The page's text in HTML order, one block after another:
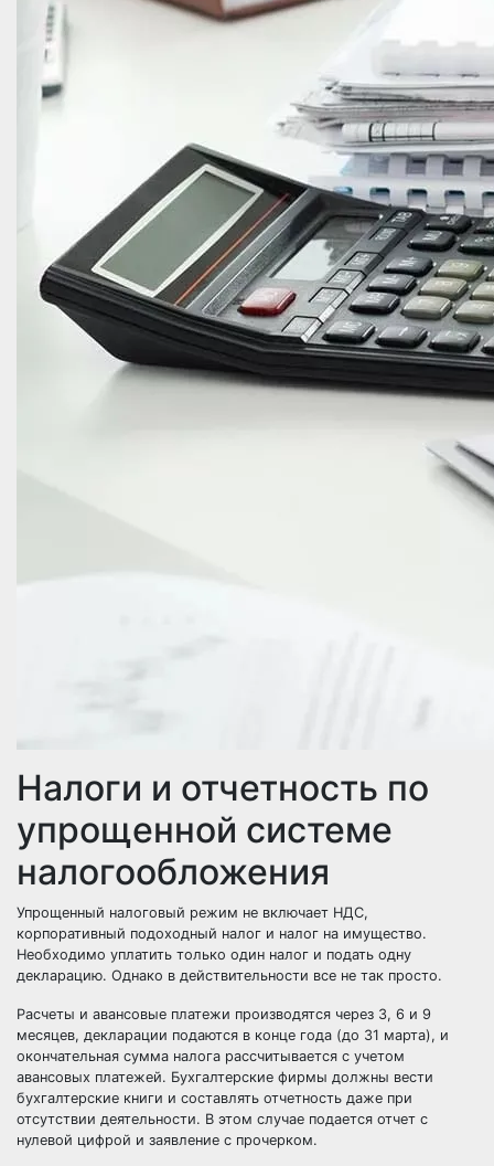
Налоги и отчетность по
упрощенной системе
налогообложения
Упрощенный налоговый режим не включает НДС,
корпоративный подоходный налог и налог на имущество.
Необходимо уплатить только один налог и подать одну
декларацию. Однако в действительности все не так просто.
Расчеты и авансовые платежи производятся через 3, 6 и 9
месяцев, декларации подаются в конце года (до 31 марта), и
окончательная сумма налога рассчитывается с учетом
авансовых платежей. Бухгалтерские фирмы должны вести
бухгалтерские книги и составлять отчетность даже при
отсутствии деятельности. В этом случае подается отчет с
нулевой цифрой и заявление с прочерком.